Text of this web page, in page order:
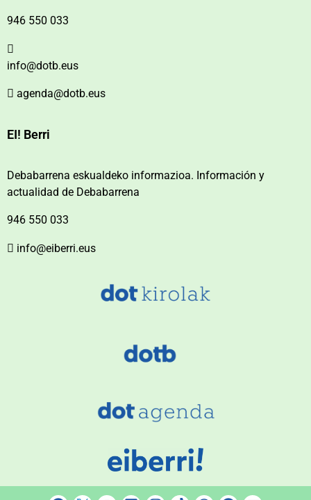
946 550 033
info@dotb.eus
agenda@dotb.eus
EI! Berri
Debabarrena eskualdeko informazioa. Información y
actualidad de Debabarrena
946 550 033
info@eiberri.eus